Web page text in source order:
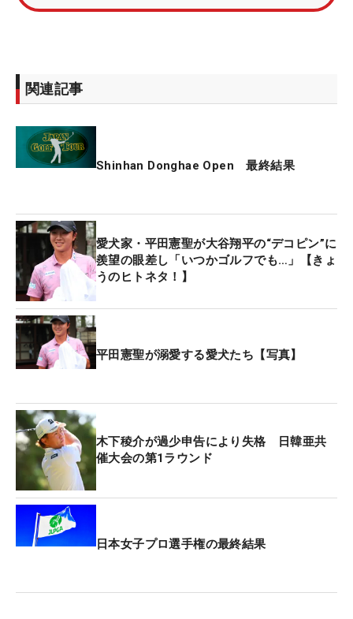
差の3位に初優勝を目指した鈴木晃祐。6打差の4位
石川遼は8バーディ・2ボギーの「66」。トータル
関連記事
Shinhan Donghae Open 最終結果
愛犬家・平田憲聖が大谷翔平の“デコピン”に
羨望の眼差し「いつかゴルフでも…」【きょ
うのヒトネタ！】
平田憲聖が溺愛する愛犬たち【写真】
木下稜介が過少申告により失格 日韓亜共
催大会の第1ラウンド
日本女子プロ選手権の最終結果